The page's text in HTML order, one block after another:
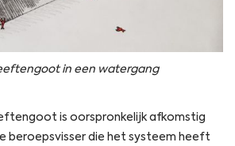
in een watergang
is oorspronkelijk afkomstig
beroepsvisser die het systeem heeft